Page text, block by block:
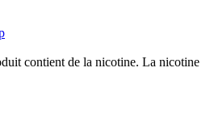
contient de la nicotine. La nicotine